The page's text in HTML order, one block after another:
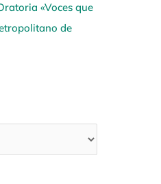
«Voces que
de